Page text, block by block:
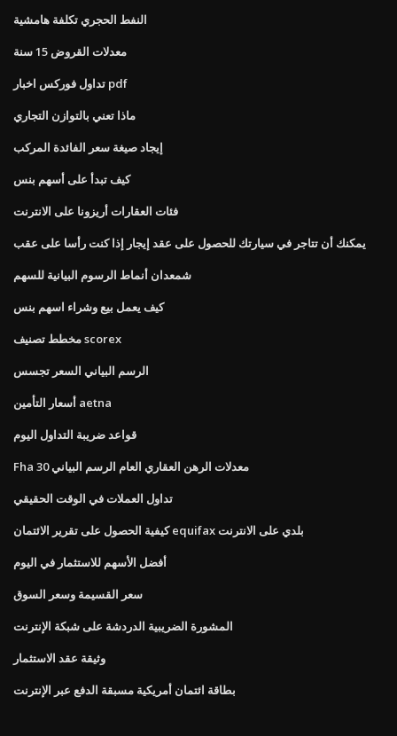
النفط الحجري تكلفة هامشية
معدلات القروض 15 سنة
تداول فوركس اخبار pdf
ماذا تعني بالتوازن التجاري
إيجاد صيغة سعر الفائدة المركب
كيف تبدأ على أسهم بنس
فئات العقارات أريزونا على الانترنت
يمكنك أن تتاجر في سيارتك للحصول على عقد إيجار إذا كنت رأسا على عقب
شمعدان أنماط الرسوم البيانية للسهم
كيف يعمل بيع وشراء اسهم بنس
مخطط تصنيف scorex
الرسم البياني السعر تجسس
أسعار التأمين aetna
قواعد ضريبة التداول اليوم
Fha 30 معدلات الرهن العقاري العام الرسم البياني
تداول العملات في الوقت الحقيقي
كيفية الحصول على تقرير الائتمان equifax بلدي على الانترنت
أفضل الأسهم للاستثمار في اليوم
سعر القسيمة وسعر السوق
المشورة الضريبية الدردشة على شبكة الإنترنت
وثيقة عقد الاستثمار
بطاقة ائتمان أمريكية مسبقة الدفع عبر الإنترنت